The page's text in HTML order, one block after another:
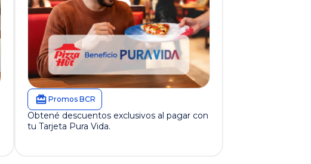
Promos BCR
Obtené descuentos exclusivos al pagar con
tu Tarjeta Pura Vida.